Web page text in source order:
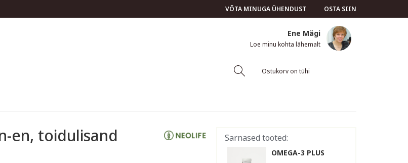
OSTA SIIN
VÕTA MINUGA ÜHENDUST
Ene Mägi
Loe minu kohta lähemalt
Ostukorv on tühi
en, toidulisand Sarnased tooted:
OMEGA-3 PLUS